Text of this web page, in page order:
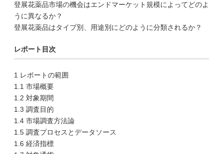
登展花薬品市場の機会はエンドマーケット規模によってどのよ
うに異なるか？
登展花薬品はタイプ別、用途別にどのように分類されるか？
レポート目次
1 レポートの範囲
1.1 市場概要
1.2 対象期間
1.3 調査目的
1.4 市場調査方法論
1.5 調査プロセスとデータソース
1.6 経済指標